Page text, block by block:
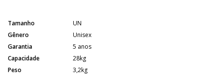
Tamanho
UN
Gênero
Unisex
Garantia
5 anos
Capacidade
28kg
Peso
3,2kg